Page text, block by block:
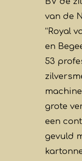
van de
“Royal
en
53
grote
een
gevuld